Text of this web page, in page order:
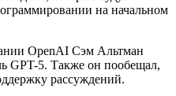
на начальном
OpenAI Сэм Альтман
GPT-5. Также он пообещал,
рассуждений.